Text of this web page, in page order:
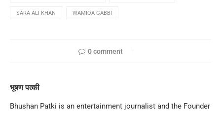
SARA ALI KHAN WAMIQA GABBI
0 comment
भूषण पत्की
Bhushan Patki is an entertainment journalist and the Founder